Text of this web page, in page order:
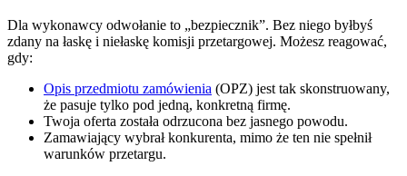
Dla wykonawcy odwołanie to „bezpiecznik”. Bez niego byłbyś
zdany na łaskę i niełaskę komisji przetargowej. Możesz reagować,
gdy:
Opis przedmiotu zamówienia (OPZ) jest tak skonstruowany,
że pasuje tylko pod jedną, konkretną firmę.
Twoja oferta została odrzucona bez jasnego powodu.
Zamawiający wybrał konkurenta, mimo że ten nie spełnił
warunków przetargu.